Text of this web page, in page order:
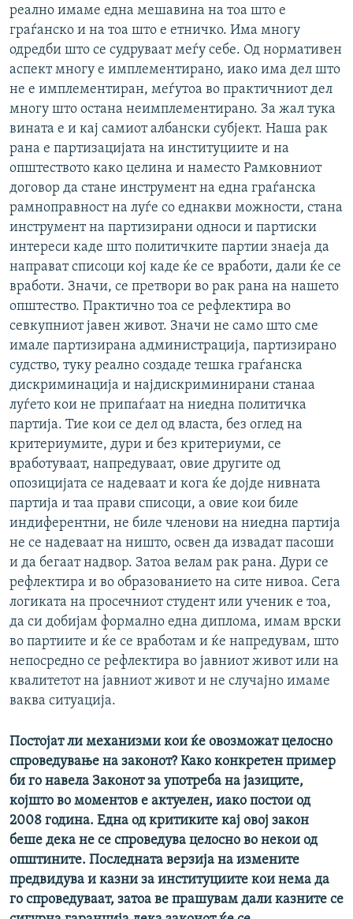
реално имаме една мешавина на тоа што е
граѓанско и на тоа што е етничко. Има многу
одредби што се судруваат меѓу себе. Од нормативен
аспект многу е имплементирано, иако има дел што
не е имплементиран, меѓутоа во практичниот дел
многу што остана неимплементирано. За жал тука
вината е и кај самиот албански субјект. Наша рак
рана е партизацијата на институциите и на
општеството како целина и наместо Рамковниот
договор да стане инструмент на една граѓанска
рамноправност на луѓе со еднакви можности, стана
инструмент на партизирани односи и партиски
интереси каде што политичките партии знаеја да
направат списоци кој каде ќе се вработи, дали ќе се
вработи. Значи, се претвори во рак рана на нашето
општество. Практично тоа се рефлектира во
севкупниот јавен живот. Значи не само што сме
имале партизирана администрација, партизирано
судство, туку реално создаде тешка граѓанска
дискриминација и најдискриминирани станаа
луѓето кои не припаѓаат на ниедна политичка
партија. Тие кои се дел од власта, без оглед на
критериумите, дури и без критериуми, се
вработуваат, напредуваат, овие другите од
опозицијата се надеваат и кога ќе дојде нивната
партија и таа прави списоци, а овие кои биле
индиферентни, не биле членови на ниедна партија
не се надеваат на ништо, освен да извадат пасоши
и да бегаат надвор. Затоа велам рак рана. Дури се
рефлектира и во образованието на сите нивоа. Сега
логиката на просечниот студент или ученик е тоа,
да си добијам формално една диплома, имам врски
во партиите и ќе се вработам и ќе напредувам, што
непосредно се рефлектира во јавниот живот или на
квалитетот на јавниот живот и не случајно имаме
ваква ситуација.
Постојат ли механизми кои ќе овозможат целосно
спроведување на законот? Како конкретен пример
би го навела Законот за употреба на јазиците,
којшто во моментов е актуелен, иако постои од
2008 година. Една од критиките кај овој закон
беше дека не се спроведува целосно во некои од
општините. Последната верзија на измените
предвидува и казни за институциите кои нема да
го спроведуваат, затоа ве прашувам дали казните се